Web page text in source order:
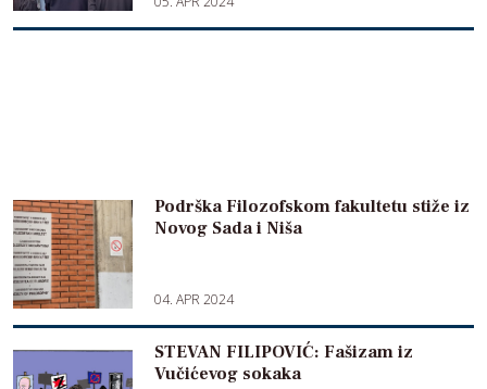
Podrška Filozofskom fakultetu stiže iz
Novog Sada i Niša
04. APR 2024
STEVAN FILIPOVIĆ: Fašizam iz
Vučićevog sokaka